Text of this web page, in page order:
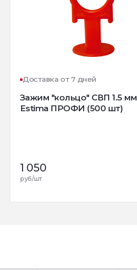
Доставка от 7 дней
Зажим "кольцо" СВП 1.5 мм
Estima ПРОФИ (500 шт)
1 050
руб/шт